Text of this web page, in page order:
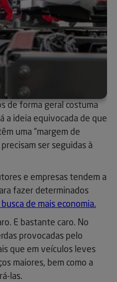
de forma geral costuma
a ideia equivocada de que
uma “margem de
ser seguidas à
e empresas tendem a
fazer determinados
busca de mais economia.
E bastante caro. No
provocadas pelo
que em veículos leves
maiores, bem como a
las.